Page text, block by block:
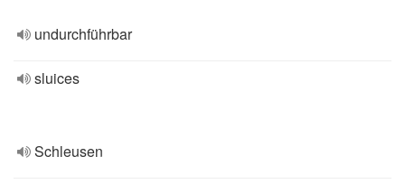
undurchführbar
sluices
Schleusen